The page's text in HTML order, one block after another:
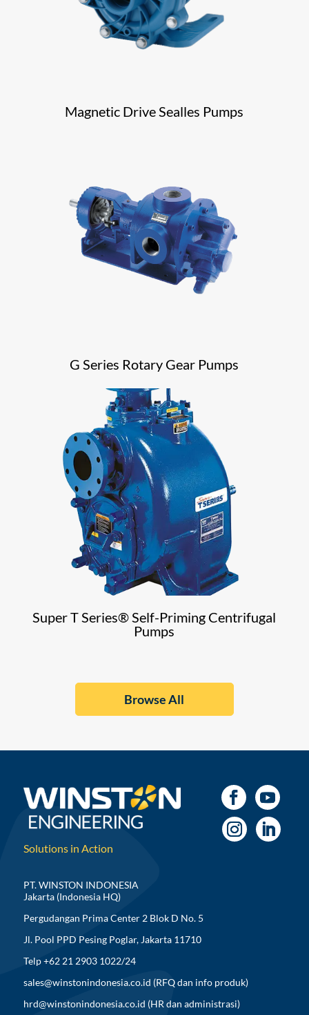
Magnetic Drive Sealles Pumps
G Series Rotary Gear Pumps
Super T Series® Self-Priming Centrifugal
Pumps
Browse All
Solutions in Action
PT. WINSTON INDONESIA
Jakarta (Indonesia HQ)
Pergudangan Prima Center 2 Blok D No. 5
Jl. Pool PPD Pesing Poglar, Jakarta 11710
Telp +62 21 2903 1022/24
sales@winstonindonesia.co.id (RFQ dan info produk)
hrd@winstonindonesia.co.id (HR dan administrasi)